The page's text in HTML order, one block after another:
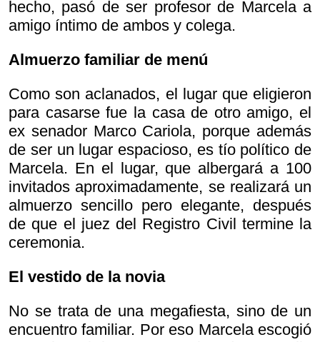
hecho, pasó de ser profesor de Marcela a
amigo íntimo de ambos y colega.
Almuerzo familiar de menú
Como son aclanados, el lugar que eligieron
para casarse fue la casa de otro amigo, el
ex senador Marco Cariola, porque además
de ser un lugar espacioso, es tío político de
Marcela. En el lugar, que albergará a 100
invitados aproximadamente, se realizará un
almuerzo sencillo pero elegante, después
de que el juez del Registro Civil termine la
ceremonia.
El vestido de la novia
No se trata de una megafiesta, sino de un
encuentro familiar. Por eso Marcela escogió